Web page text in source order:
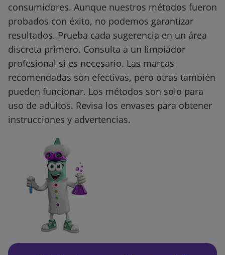
consumidores. Aunque nuestros métodos fueron
probados con éxito, no podemos garantizar
resultados. Prueba cada sugerencia en un área
discreta primero. Consulta a un limpiador
profesional si es necesario. Las marcas
recomendadas son efectivas, pero otras también
pueden funcionar. Los métodos son solo para
uso de adultos. Revisa los envases para obtener
instrucciones y advertencias.